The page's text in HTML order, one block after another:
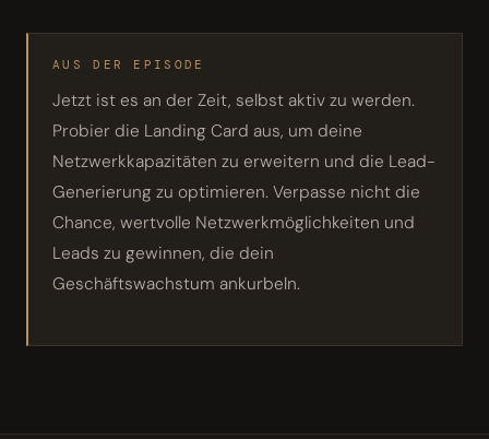
AUS DER EPISODE
Jetzt ist es an der Zeit, selbst aktiv zu werden.
Probier die Landing Card aus, um deine
Netzwerkkapazitäten zu erweitern und die Lead-
Generierung zu optimieren. Verpasse nicht die
Chance, wertvolle Netzwerkmöglichkeiten und
Leads zu gewinnen, die dein
Geschäftswachstum ankurbeln.